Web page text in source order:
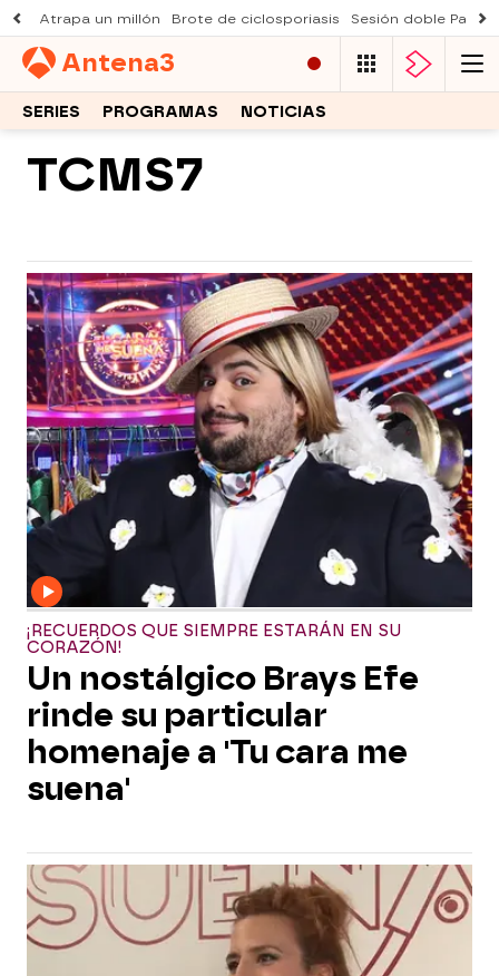
Atrapa un millón Brote de ciclosporiasis Sesión doble
Antena3
SERIES PROGRAMAS NOTICIAS
TCMS7
¡RECUERDOS QUE SIEMPRE ESTARÁN EN SU
CORAZÓN!
Un nostálgico Brays Efe
rinde su particular
homenaje a 'Tu cara me
suena'